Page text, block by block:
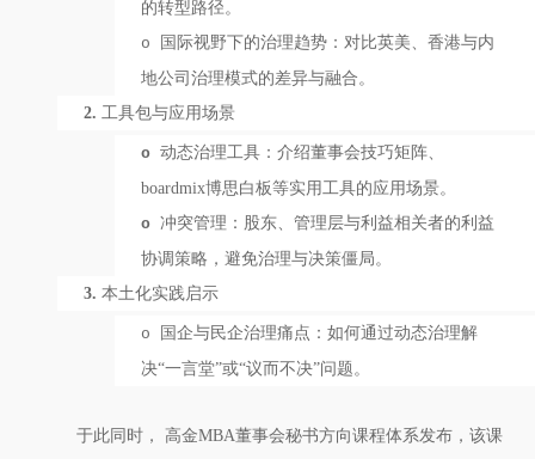
的转型路径。
o
国际视野下的治理趋势：对比英美、香港与内
地公司治理模式的差异与融合。
2.工具包与应用场景
o动态治理工具 ：介绍董事会技巧矩阵、
boardmix博思白板等实用工具的应用场景。
o冲突管理 ：股东、管理层与利益相关者的利益
协调策略，避免治理与决策僵局。
3.本土化实践启示
o
国企与民企治理痛点：如何通过动态治理解
决“一言堂”或“议而不决”问题。
于此同时， 高金MBA董事会秘书方向课程体系发布，该课